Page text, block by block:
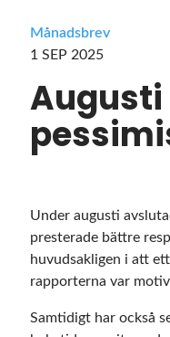
Månadsbrev
1 SEP 2025
Augusti
Under augusti
presterade bättre
huvudsakligen i att
rapporterna var
Samtidigt har också